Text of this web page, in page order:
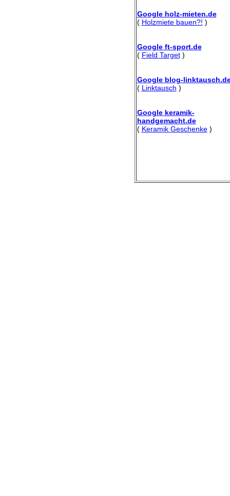
Google holz-mieten.de
( Holzmiete bauen?! )
Google ft-sport.de
( Field Target)
Google blog-
( Linktausch )
Google keramik-
handgemacht.de
( Keramik Geschenke)